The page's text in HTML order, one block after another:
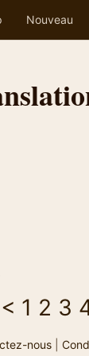
Nouveau
< 1 2 3
nous|